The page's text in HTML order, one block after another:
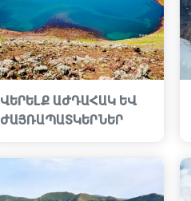
ՎԵՐԵԼՔ ԱԺԴԱՀԱԿ ԵՎ
ԺԱՅՌԱՊԱՏԿԵՐՆԵՐ